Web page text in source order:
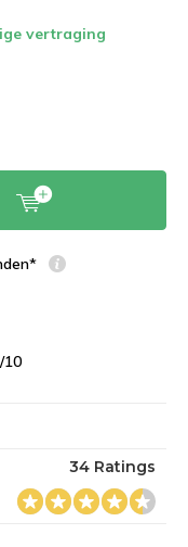
vertraging
10
34 Ratings